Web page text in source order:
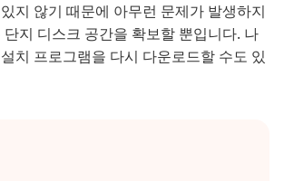
지 않기 때문에 아무런 문제가 발생하지
지 디스크 공간을 확보할 뿐입니다. 나
치 프로그램을 다시 다운로드할 수도 있